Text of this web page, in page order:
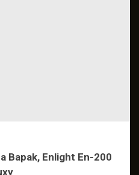
Bapak, Enlight En-200